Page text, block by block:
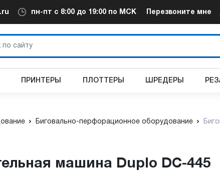
пн-пт с 8:00 до 19:00 по МСК Перезвоните мне
ПРИНТЕРЫ ПЛОТТЕРЫ ШРЕДЕРЫ
Биговально-перфорационное оборудование
машина Duplo DC-445